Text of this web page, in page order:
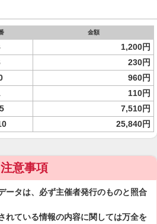
金額
1,200円
230円
960円
110円
7,510円
25,840円
注意事項
ータは、必ず主催者発行のものと照合
れている情報の内容に関しては万全を